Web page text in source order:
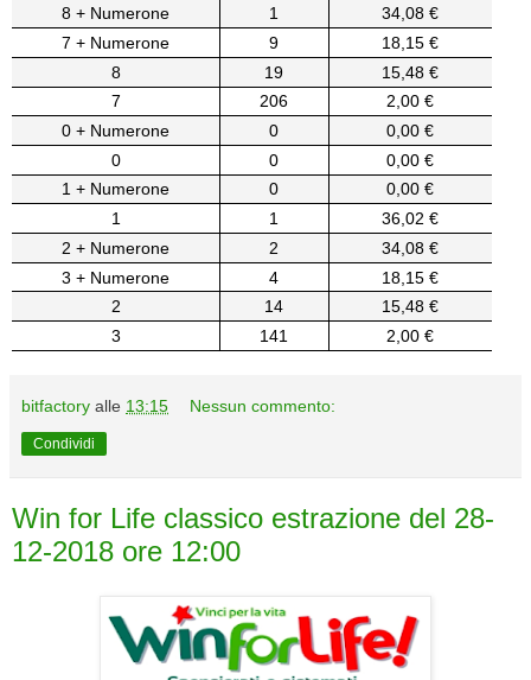
8 + Numerone
1
34,08 €
7 + Numerone
9
18,15 €
8
19
15,48 €
7
206
2,00 €
0 + Numerone
0
0,00 €
0
0
0,00 €
1 + Numerone
0
0,00 €
1
1
36,02 €
2 + Numerone
2
34,08 €
3 + Numerone
4
18,15 €
2
14
15,48 €
3
141 2,00 €
bitfactory alle 13:15 Nessun commento:
Condividi
Win for Life classico estrazione del 28-
12-2018 ore 12:00